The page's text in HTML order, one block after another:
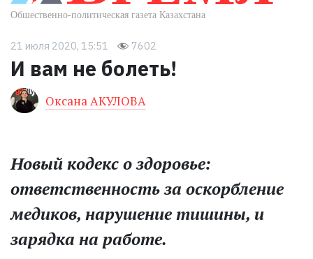
21 июля 2020, 15:51 7602
И вам не болеть!
Оксана АКУЛОВА
Новый кодекс о здоровье:
ответственность за оскорбление
медиков, нарушение тишины, и
зарядка на работе.